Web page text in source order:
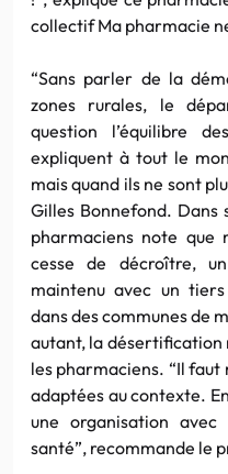
collectif Ma pharmacie
“Sans parler de la
zones rurales, le
question l’équilibre
expliquent à tout le
mais quand ils ne sont
Gilles Bonnefond. Dans
pharmaciens note que
cesse de décroître,
maintenu avec un
dans des communes de
autant, la désertification
les pharmaciens. “Il
adaptées au contexte.
une organisation avec
santé”, recommande le